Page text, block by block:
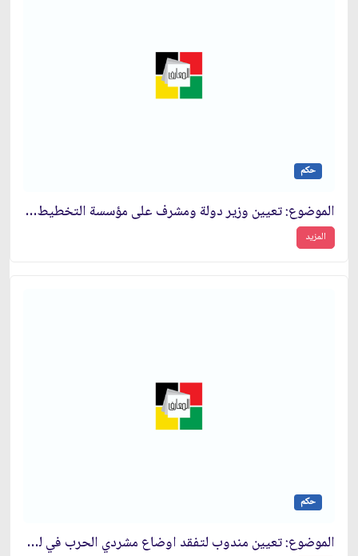
حكم
الموضوع: تعيين وزير دولة ومشرف على مؤسسة التخطيط والميزانية
المزيد
حكم
الموضوع: تعيين مندوب لتفقد اوضاع مشردي الحرب في لبنان‏